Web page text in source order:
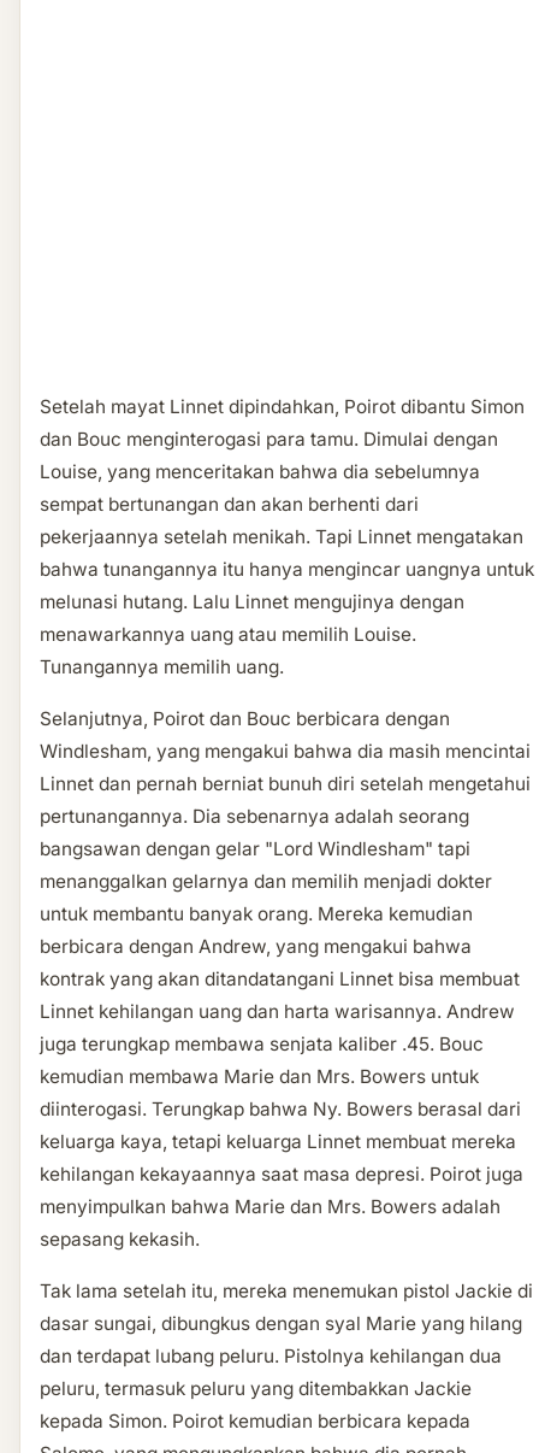
Setelah mayat Linnet dipindahkan, Poirot dibantu Simon
dan Bouc menginterogasi para tamu. Dimulai dengan
Louise, yang menceritakan bahwa dia sebelumnya
sempat bertunangan dan akan berhenti dari
pekerjaannya setelah menikah. Tapi Linnet mengatakan
bahwa tunangannya itu hanya mengincar uangnya untuk
melunasi hutang. Lalu Linnet mengujinya dengan
menawarkannya uang atau memilih Louise.
Tunangannya memilih uang.
Selanjutnya, Poirot dan Bouc berbicara dengan
Windlesham, yang mengakui bahwa dia masih mencintai
Linnet dan pernah berniat bunuh diri setelah mengetahui
pertunangannya. Dia sebenarnya adalah seorang
bangsawan dengan gelar "Lord Windlesham" tapi
menanggalkan gelarnya dan memilih menjadi dokter
untuk membantu banyak orang. Mereka kemudian
berbicara dengan Andrew, yang mengakui bahwa
kontrak yang akan ditandatangani Linnet bisa membuat
Linnet kehilangan uang dan harta warisannya. Andrew
juga terungkap membawa senjata kaliber .45. Bouc
kemudian membawa Marie dan Mrs. Bowers untuk
diinterogasi. Terungkap bahwa Ny. Bowers berasal dari
keluarga kaya, tetapi keluarga Linnet membuat mereka
kehilangan kekayaannya saat masa depresi. Poirot juga
menyimpulkan bahwa Marie dan Mrs. Bowers adalah
sepasang kekasih.
Tak lama setelah itu, mereka menemukan pistol Jackie di
dasar sungai, dibungkus dengan syal Marie yang hilang
dan terdapat lubang peluru. Pistolnya kehilangan dua
peluru, termasuk peluru yang ditembakkan Jackie
kepada Simon. Poirot kemudian berbicara kepada